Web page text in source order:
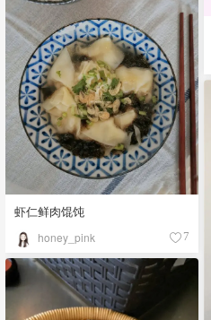
虾仁鲜肉馄饨
honey_pink 7